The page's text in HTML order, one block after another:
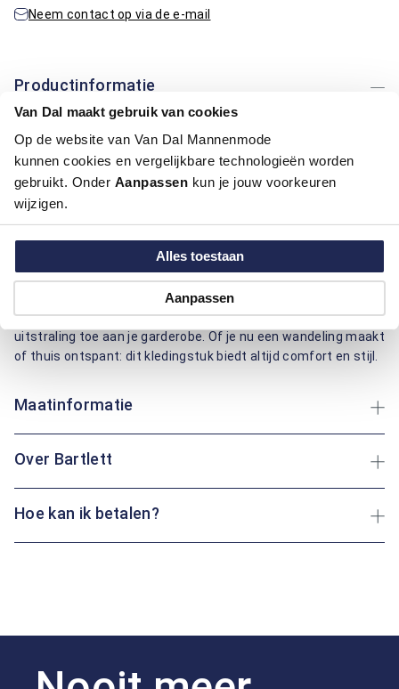
Van Dal maakt gebruik van cookies
Op de website van Van Dal Mannenmode
kunnen cookies en vergelijkbare technologieën worden
gebruikt. Onder Aanpassen kun je jouw voorkeuren
wijzigen.
Alles toestaan
Aanpassen
Neem contact op via de e-mail
Productinformatie
Artikelnummer
1016141-92
Kleur:
80% Katoen / 20% Polyester
Pasvorm:
Regular Fit
Motief:
Deze polo van Bartlett biedt een regular fit pasvorm voor
optimaal comfort. De combinatie van katoen en polyester
zorgt voor duurzaamheid en ademend vermogen, ideaal voor
dagelijks gebruik. Het gestreepte patroon voegt een levendige
uitstraling toe aan je garderobe. Of je nu een wandeling maakt
of thuis ontspant: dit kledingstuk biedt altijd comfort en stijl.
Maatinformatie
Over Bartlett
Hoe kan ik betalen?